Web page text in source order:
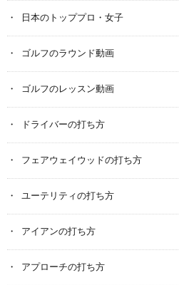
日本のトッププロ・女子
ゴルフのラウンド動画
ゴルフのレッスン動画
ドライバーの打ち方
フェアウェイウッドの打ち方
ユーテリティの打ち方
アイアンの打ち方
アプローチの打ち方